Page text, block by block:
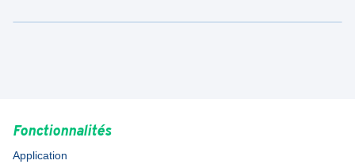
Fonctionnalités
Application